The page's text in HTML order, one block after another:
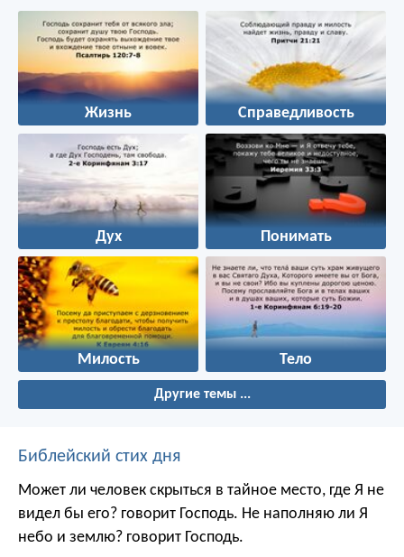
Жизнь Справедливость
Дух Понимать
Милость Тело
Другие темы ...
Библейский стих дня
Может ли человек скрыться в тайное место, где Я не
видел бы его? говорит Господь. Не наполняю ли Я
небо и землю? говорит Господь.